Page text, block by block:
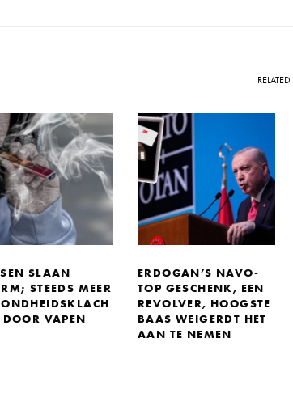
SLAAN
STEEDS MEER
DOOR VAPEN
ERDOGAN’S NAVO-
TOP GESCHENK, EEN
REVOLVER, HOOGSTE
BAAS WEIGERDT HET
AAN TE NEMEN